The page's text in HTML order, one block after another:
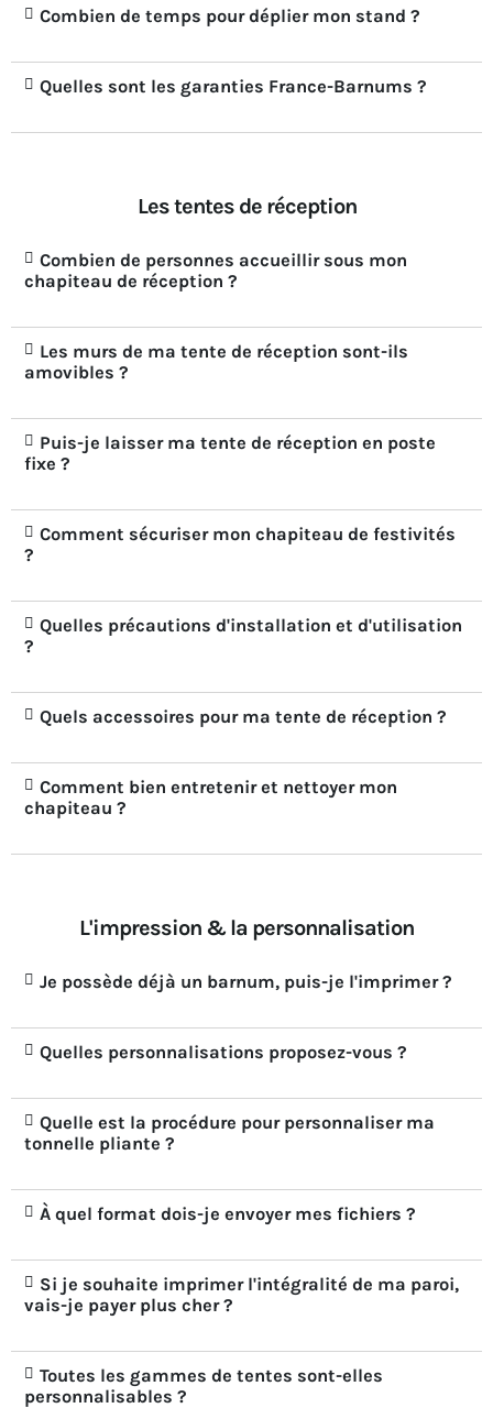
Combien de temps pour déplier mon stand ?
Quelles sont les garanties France-Barnums ?
Les tentes de réception
Combien de personnes accueillir sous mon
chapiteau de réception ?
Les murs de ma tente de réception sont-ils
amovibles ?
Puis-je laisser ma tente de réception en poste
fixe ?
Comment sécuriser mon chapiteau de festivités
?
Quelles précautions d'installation et d'utilisation
?
Quels accessoires pour ma tente de réception ?
Comment bien entretenir et nettoyer mon
chapiteau ?
L'impression & la personnalisation
Je possède déjà un barnum, puis-je l'imprimer ?
Quelles personnalisations proposez-vous ?
Quelle est la procédure pour personnaliser ma
tonnelle pliante ?
À quel format dois-je envoyer mes fichiers ?
Si je souhaite imprimer l'intégralité de ma paroi,
vais-je payer plus cher ?
Toutes les gammes de tentes sont-elles
personnalisables ?